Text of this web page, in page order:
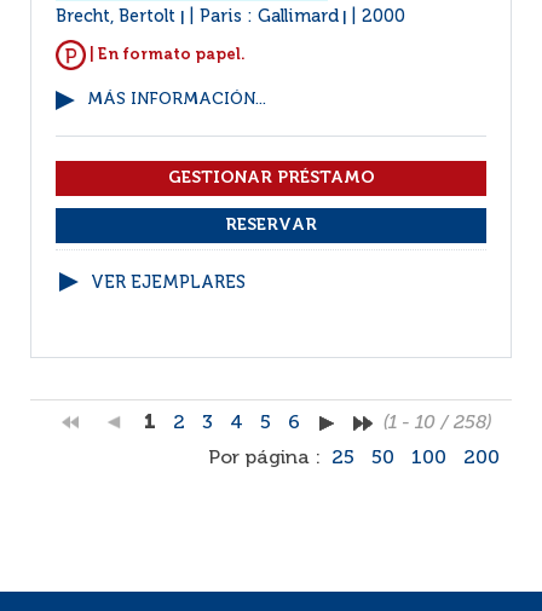
Brecht, Bertolt Paris : Gallimard 2000
| En formato papel.
MÁS INFORMACIÓN...
VER EJEMPLARES
1 2 3 4 5 6
(1 - 10 / 258)
Por página :
25 50 100 200